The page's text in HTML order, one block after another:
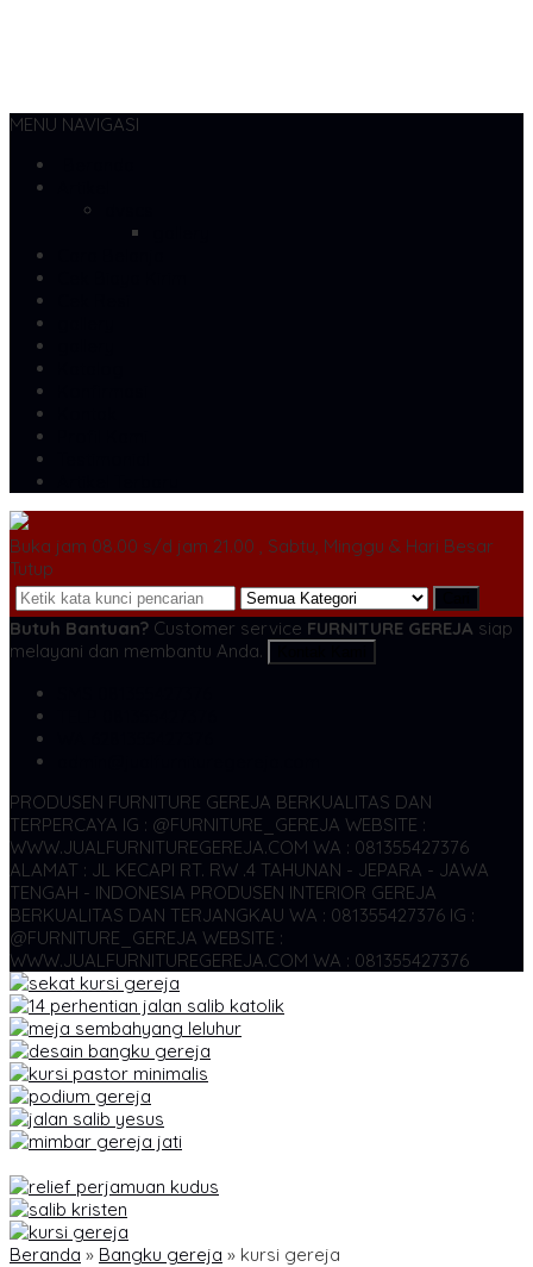
MENU NAVIGASI
Buka jam 08.00 s/d jam 21.00 , Sabtu, Minggu & Hari Besar
Tutup
Butuh Bantuan? Customer service FURNITURE GEREJA siap
melayani dan membantu Anda.
PRODUSEN FURNITURE GEREJA BERKUALITAS DAN
TERPERCAYA IG : @FURNITURE_GEREJA WEBSITE :
WWW.JUALFURNITUREGEREJA.COM WA : 081355427376
ALAMAT : JL KECAPI RT. RW .4 TAHUNAN - JEPARA - JAWA
TENGAH - INDONESIA PRODUSEN INTERIOR GEREJA
BERKUALITAS DAN TERJANGKAU WA : 081355427376 IG :
@FURNITURE_GEREJA WEBSITE :
WWW.JUALFURNITUREGEREJA.COM WA : 081355427376
Beranda » Bangku gereja » kursi gereja